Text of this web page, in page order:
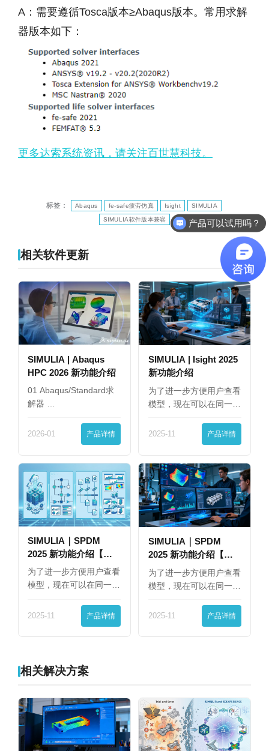
A：需要遵循Tosca版本≥Abaqus版本。常用求解
器版本如下：
更多达索系统资讯，请关注百世慧科技。
标签： Abaqus fe-safe疲劳仿真 Isight SIMULIA
SIMULIA软件版本兼容
相关软件更新
SIMULIA | Abaqus
HPC 2026 新功能介绍
01 Abaqus/Standard求
解器 …
2026-01 产品详情
SIMULIA | Isight 2025
新功能介绍
为了进一步方便用户查看
模型，现在可以在同一
2025-11 产品详情
SIMULIA｜SPDM
2025 新功能介绍【下
篇】
为了进一步方便用户查看
模型，现在可以在同一
2025-11 产品详情
SIMULIA｜SPDM
2025 新功能介绍【上
篇】
为了进一步方便用户查看
模型，现在可以在同一
2025-11 产品详情
相关解决方案
产品可以试用吗？